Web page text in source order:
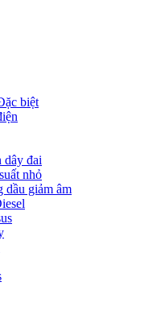
biệt
dây đai
nhỏ
dầu giảm âm